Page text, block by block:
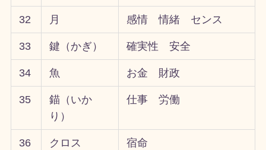
32 月 感情 情緒 センス
33 鍵（かぎ） 確実性 安全
34 魚 お金 財政
35
錨（いか
り）
仕事 労働
36 クロス 宿命